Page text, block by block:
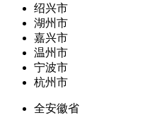
绍兴市
湖州市
嘉兴市
温州市
宁波市
杭州市
全安徽省